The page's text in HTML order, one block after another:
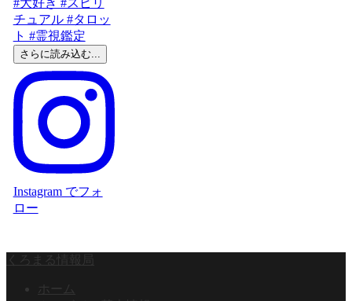
さらに読み込む...
Instagram でフォ
ロー
くろまる情報局
ホーム